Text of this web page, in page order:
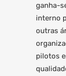
ganha-
interno
outras
pilotos